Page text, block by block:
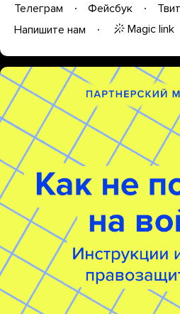
Телеграм Фейсбук
Напишите нам
Magic link